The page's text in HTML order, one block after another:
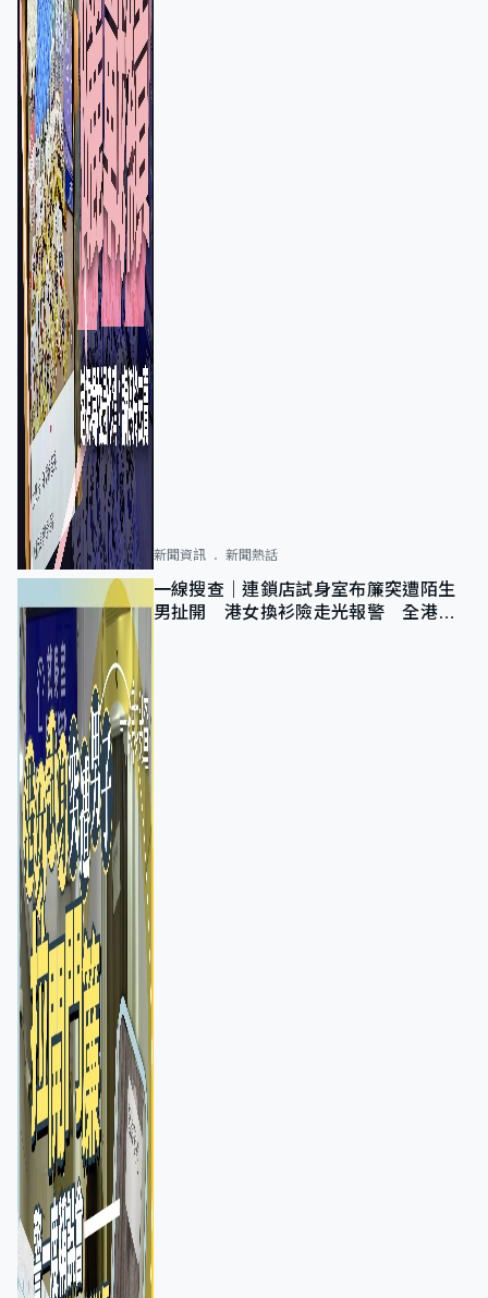
新聞資訊 新聞熱話
一線搜查｜連鎖店試身室布簾突遭陌生
男扯開 港女換衫險走光報警 全港分